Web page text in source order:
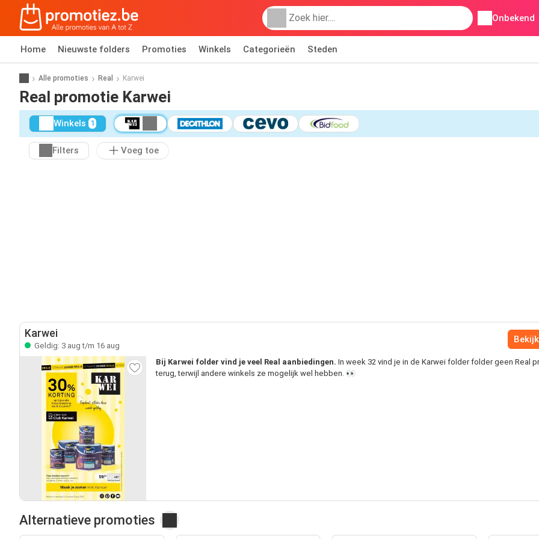
Onbekend
Home Nieuwste folders Promoties Winkels Categorieën Steden
Alle promoties Real Karwei
Real promotie Karwei
Winkels 1
Filters Voeg toe
Karwei
Geldig: 3 aug t/m 16 aug
Bij Karwei folder vind je veel Real aanbiedingen. In week 32 vind je in de Karwei folder folder geen Real
terug, terwijl andere winkels ze mogelijk wel hebben. 👀
Alternatieve promoties